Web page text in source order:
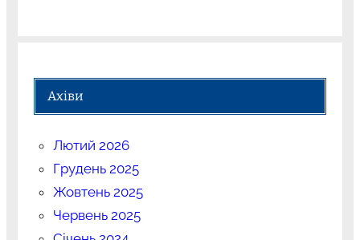
Ахіви
Лютий 2026
Грудень 2025
Жовтень 2025
Червень 2025